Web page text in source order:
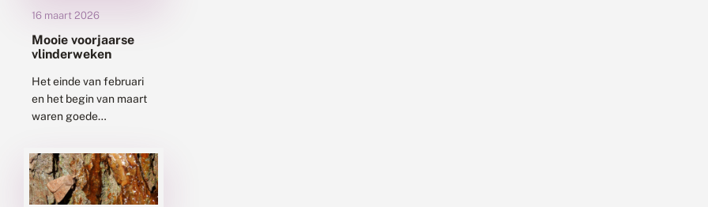
16 maart 2026
Mooie voorjaarse
vlinderweken
Het einde van februari
en het begin van maart
waren goede
relatief hoge
temperaturen en het feit
dat de zon volop
scheen,...